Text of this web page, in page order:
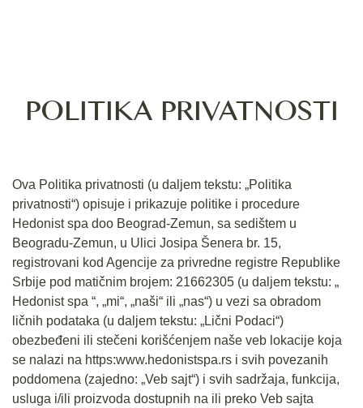
POLITIKA PRIVATNOSTI
Ova Politika privatnosti (u daljem tekstu: „Politika
privatnosti“) opisuje i prikazuje politike i procedure
Hedonist spa doo Beograd-Zemun, sa sedištem u
Beogradu-Zemun, u Ulici Josipa Šenera br. 15,
registrovani kod Agencije za privredne registre Republike
Srbije pod matičnim brojem: 21662305 (u daljem tekstu: „
Hedonist spa “, „mi“, „naši“ ili „nas“) u vezi sa obradom
ličnih podataka (u daljem tekstu: „Lični Podaci“)
obezbeđeni ili stečeni korišćenjem naše veb lokacije koja
se nalazi na https:www.hedonistspa.rs i svih povezanih
poddomena (zajedno: „Veb sajt“) i svih sadržaja, funkcija,
usluga i/ili proizvoda dostupnih na ili preko Veb sajta